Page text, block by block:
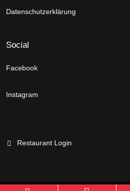
Datenschutzerklärung
Social
Facebook
Instagram
Restaurant Login
Branchenportal Software made in Germany